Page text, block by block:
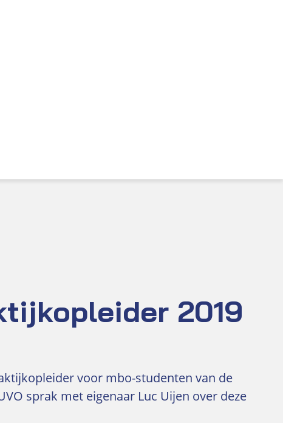
2019
voor mbo-studenten van de
sprak met eigenaar Luc Uijen over deze